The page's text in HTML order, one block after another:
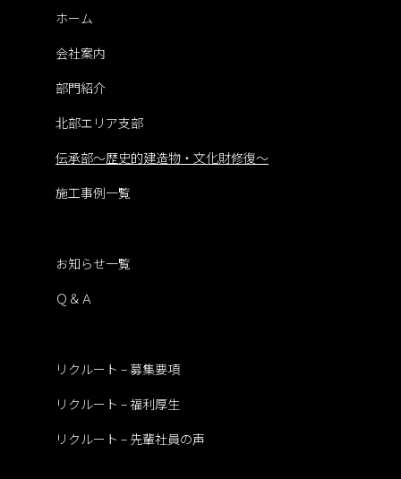
ホーム
会社案内
部門紹介
北部エリア支部
伝承部～歴史的建造物・文化財修復～
施工事例一覧
お知らせ一覧
Ｑ＆Ａ
リクルート – 募集要項
リクルート – 福利厚生
リクルート – 先輩社員の声